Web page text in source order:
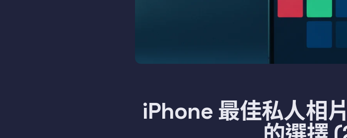
iPhone 最佳私人相